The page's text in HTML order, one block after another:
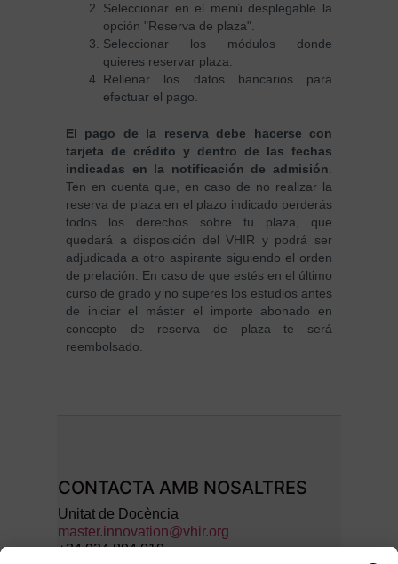
Seleccionar en el menú desplegable la
opción "Reserva de plaza".
Seleccionar los módulos donde
quieres reservar plaza.
Rellenar los datos bancarios para
efectuar el pago.
El pago de la reserva debe hacerse con
tarjeta de crédito y dentro de las fechas
indicadas en la notificación de admisión
Ten en cuenta que, en caso de no realizar la
reserva de plaza en el plazo indicado perderás
todos los derechos sobre tu plaza, que
quedará a disposición del VHIR y podrá ser
adjudicada a otro aspirante siguiendo el orden
de prelación. En caso de que estés en el último
curso de grado y no superes los estudios antes
de iniciar el máster el importe abonado en
concepto de reserva de plaza te será
reembolsado.
CONTACTA AMB NOSALTRES
Unitat de Docència
master.innovation@vhir.org
+34 934 894 019